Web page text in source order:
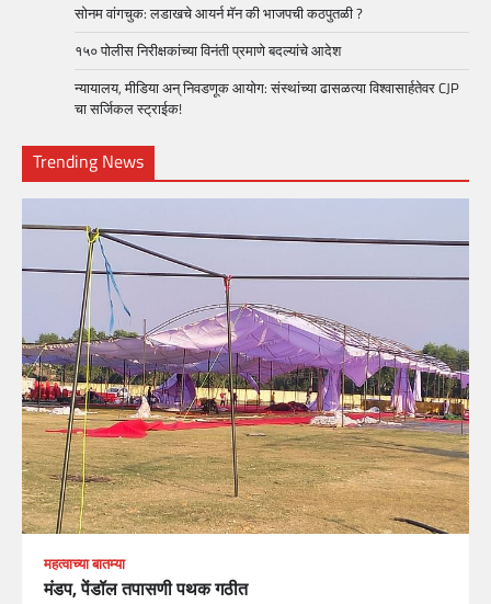
सोनम वांगचुक: लडाखचे आयर्न मॅन की भाजपची कठपुतळी ?
१५० पोलीस निरीक्षकांच्या विनंती प्रमाणे बदल्यांचे आदेश
न्यायालय, मीडिया अन् निवडणूक आयोग: संस्थांच्या ढासळत्या विश्वासार्हतेवर CJP
चा सर्जिकल स्ट्राईक!
Trending News
महत्वाच्या बातम्या
मंडप, पेंडॉल तपासणी पथक गठीत